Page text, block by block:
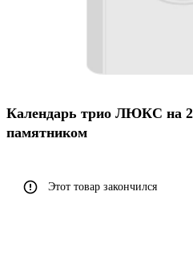
Календарь трио ЛЮКС на
памятником
Этот товар закончился